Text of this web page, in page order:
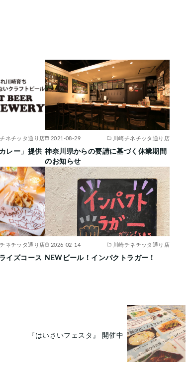
チネチッタ通り店
レー」提供
2021-08-29 川崎チネチッタ通り店
神奈川県からの要請に基づく休業期間
のお知らせ
ネチッタ通り店
イズコース
2026-02-14 川崎チネチッタ通り店
NEWビール！インパクトラガー！
『はいさいフェスタ』 開催中